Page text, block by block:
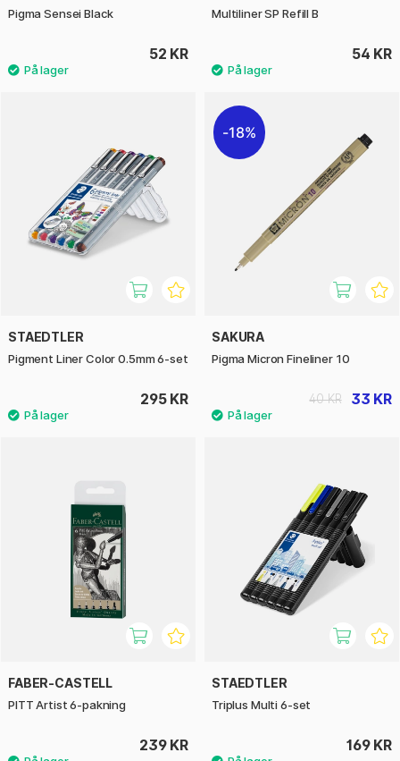
Pigma Sensei Black
52 KR
Multiliner SP Refill B
54 KR
STAEDTLER
Pigment Liner Color 0.5mm 6-set
295 KR
18%
SAKURA
Pigma Micron Fineliner 10
33 KR
40 KR
FABER-CASTELL
PITT Artist 6-pakning
239 KR
STAEDTLER
Triplus Multi 6-set
169 KR